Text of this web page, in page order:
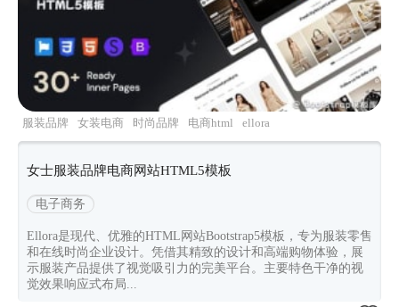
服装品牌 女装电商 时尚品牌 电商html ellora
女士服装品牌电商网站HTML5模板
电子商务
Ellora是现代、优雅的HTML网站Bootstrap5模板，专为服装零售
和在线时尚企业设计。凭借其精致的设计和高端购物体验，展
示服装产品提供了视觉吸引力的完美平台。主要特色干净的视
觉效果响应式布局...